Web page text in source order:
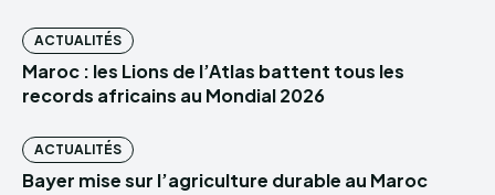
ACTUALITÉS
Maroc : les Lions de l’Atlas battent tous les
records africains au Mondial 2026
ACTUALITÉS
Bayer mise sur l’agriculture durable au Maroc